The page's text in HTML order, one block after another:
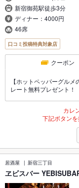
新宿御苑駅徒歩3分
ディナー：4000円
46席
口コミ投稿特典対象店
クーポン
【ホットペッパーグル
レート無料プレゼント！
カレ
下記ボタンを
居酒屋 新宿三丁目
ヱビスバー